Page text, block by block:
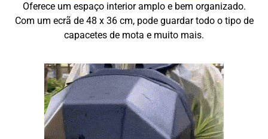
Oferece um espaço interior amplo e bem organizado.
Com um ecrã de 48 x 36 cm, pode guardar todo o tipo de
capacetes de mota e muito mais.